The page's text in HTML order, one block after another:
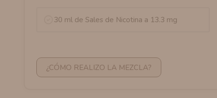
30 ml de Sales de Nicotina a 13.3 mg
¿CÓMO REALIZO LA MEZCLA?